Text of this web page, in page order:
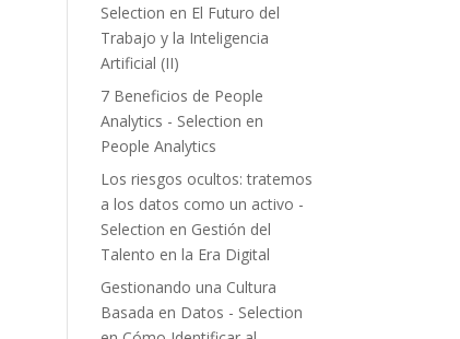
Selection en El Futuro del
Trabajo y la Inteligencia
Artificial (II)
7 Beneficios de People
Analytics - Selection en
People Analytics
Los riesgos ocultos: tratemos
a los datos como un activo -
Selection en Gestión del
Talento en la Era Digital
Gestionando una Cultura
Basada en Datos - Selection